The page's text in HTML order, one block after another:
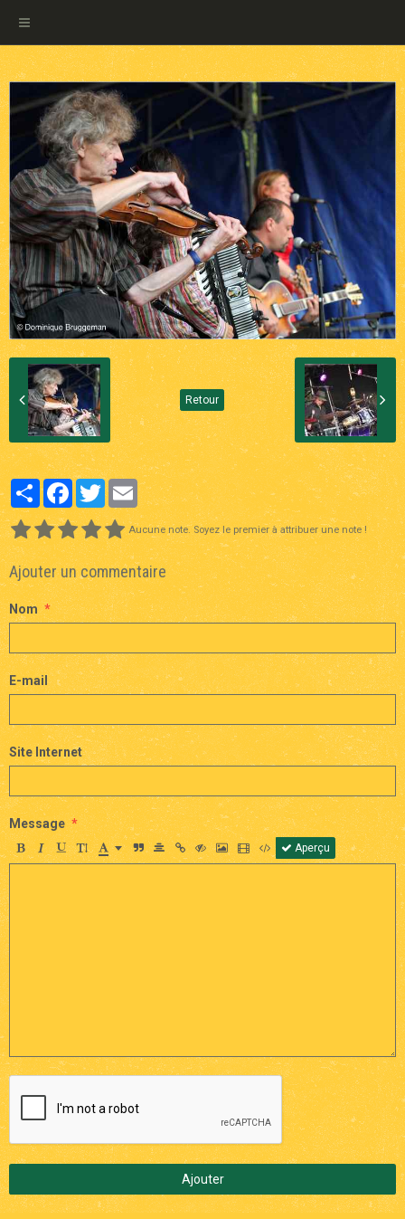
Retour
PartagerFacebook
TwitterEmail
Aucune note. Soyez le premier à attribuer une note !
Ajouter un commentaire
Nom
E-mail
Site Internet
Message
Aperçu
Ajouter